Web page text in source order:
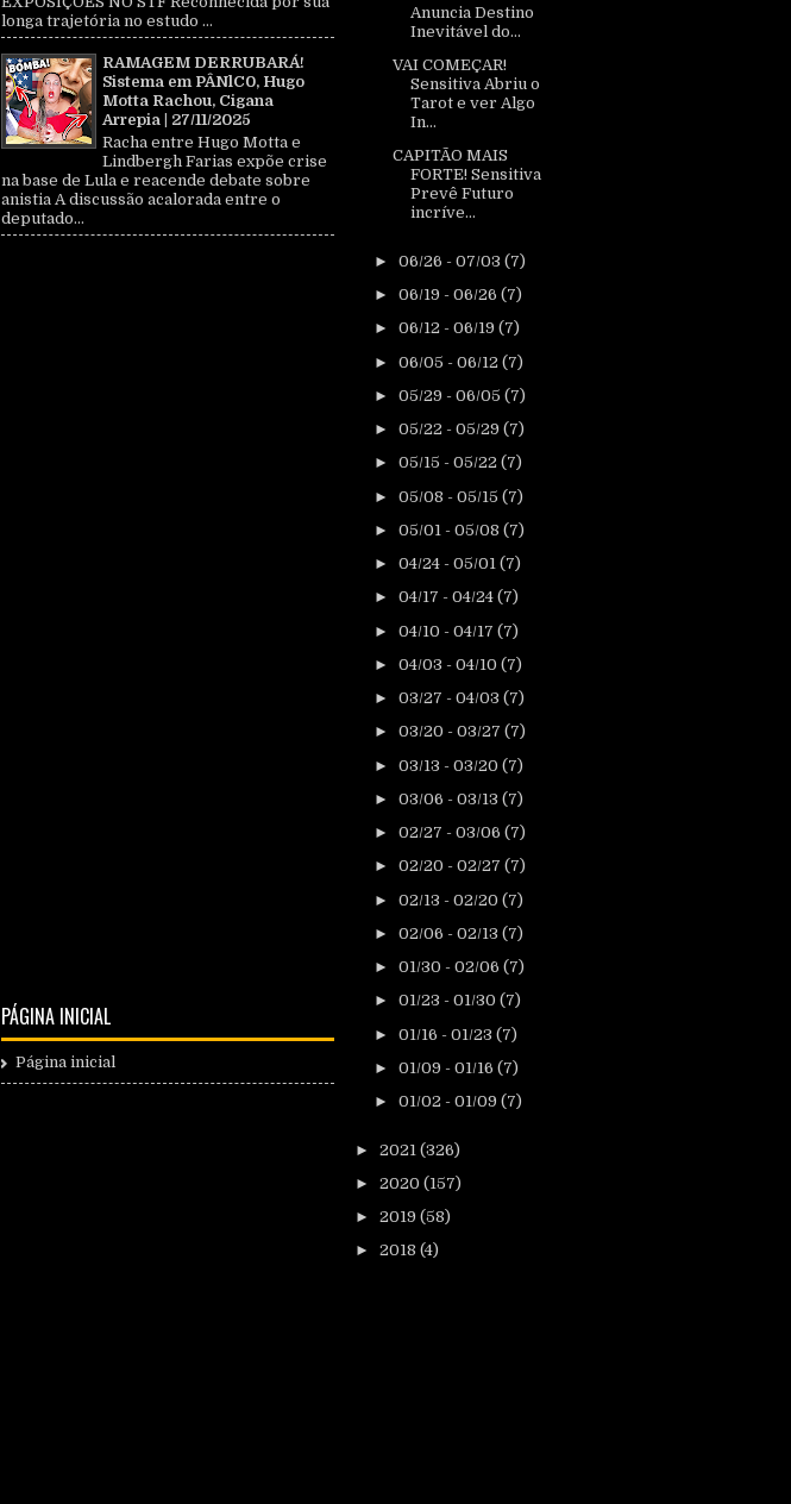
longa trajetória no estudo ...
RAMAGEM DERRUBARÁ!
Sistema em PÂNlC0, Hugo
Motta Rachou, Cigana
Arrepia | 27/11/2025
Racha entre Hugo Motta e
Lindbergh Farias expõe crise
na base de Lula e reacende debate sobre
anistia A discussão acalorada entre o
deputado...
PÁGINA INICIAL
Página inicial
Anuncia Destino
Inevitável do...
VAI COMEÇAR!
Sensitiva Abriu o
Tarot e ver Algo
In...
CAPITÃO MAIS
FORTE! Sensitiva
Prevê Futuro
incríve...
► 06/26 - 07/03 (7)
► 06/19 - 06/26 (7)
► 06/12 - 06/19 (7)
► 06/05 - 06/12 (7)
► 05/29 - 06/05 (7)
► 05/22 - 05/29 (7)
► 05/15 - 05/22 (7)
► 05/08 - 05/15 (7)
► 05/01 - 05/08 (7)
► 04/24 - 05/01 (7)
► 04/17 - 04/24 (7)
► 04/10 - 04/17 (7)
► 04/03 - 04/10 (7)
► 03/27 - 04/03 (7)
► 03/20 - 03/27 (7)
► 03/13 - 03/20 (7)
► 03/06 - 03/13 (7)
► 02/27 - 03/06 (7)
► 02/20 - 02/27 (7)
► 02/13 - 02/20 (7)
► 02/06 - 02/13 (7)
► 01/30 - 02/06 (7)
► 01/23 - 01/30 (7)
► 01/16 - 01/23 (7)
► 01/09 - 01/16 (7)
► 01/02 - 01/09 (7)
► 2021 (326)
► 2020 (157)
► 2019 (58)
► 2018 (4)